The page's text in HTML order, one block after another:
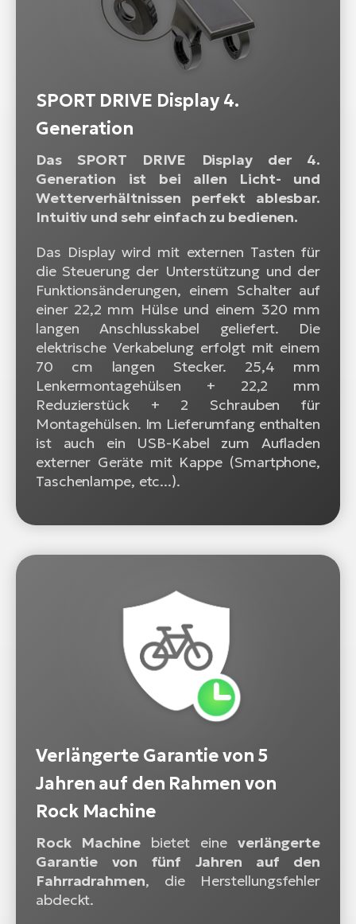
SPORT DRIVE Display 4.
Generation
Das SPORT DRIVE Display der 4.
Generation ist bei allen Licht- und
Wetterverhältnissen perfekt ablesbar.
Intuitiv und sehr einfach zu bedienen.
Das Display wird mit externen Tasten für
die Steuerung der Unterstützung und der
Funktionsänderungen, einem Schalter auf
einer 22,2 mm Hülse und einem 320 mm
langen Anschlusskabel geliefert. Die
elektrische Verkabelung erfolgt mit einem
70 cm langen Stecker. 25,4 mm
Lenkermontagehülsen + 22,2 mm
Reduzierstück + 2 Schrauben für
Montagehülsen. Im Lieferumfang enthalten
ist auch ein USB-Kabel zum Aufladen
externer Geräte mit Kappe (Smartphone,
Taschenlampe, etc...).
Verlängerte Garantie von 5
Jahren auf den Rahmen von
Rock Machine
Rock Machine bietet eineverlängerte
Garantie von fünf Jahren auf den
Fahrradrahmen, die Herstellungsfehler
abdeckt.